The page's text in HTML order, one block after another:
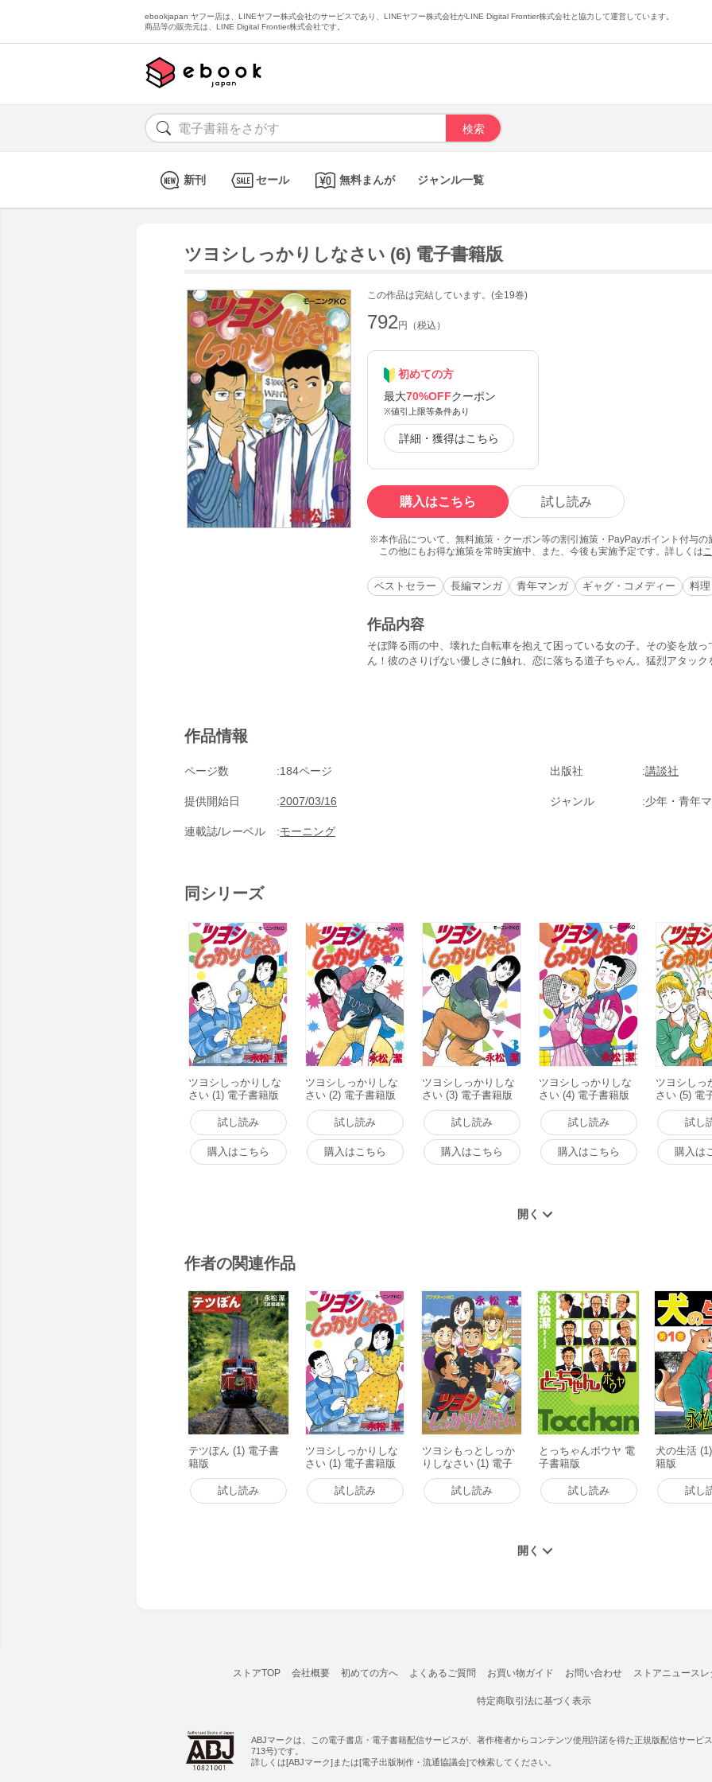
ebookjapan ヤフー店は、LINEヤフー株式会社のサービスであり、LINEヤフー株式会社がLINE Digital Frontier株式会社と協力して運営しています。
商品等の販売元は、LINE Digital Frontier株式会社です。
新刊 セール 無料まんが ジャンル一覧
ツヨシしっかりしなさい (6) 電子書籍版
この作品は完結しています。(全19巻)
792円（税込）
初めての方
最大70%OFFクーポン
※値引上限等条件あり
詳細・獲得はこちら
購入はこちら 試し読み
本作品について、無料施策・クーポン等の割引施策・PayPayポイント付与
この他にもお得な施策を常時実施中、また、今後も実施予定です。詳しくは
ベストセラー 長編マンガ 青年マンガ ギャグ・コメディー 料理
作品内容
そぼ降る雨の中、壊れた自転車を抱えて困っている女の子。その姿を放
ん！彼のさりげない優しさに触れ、恋に落ちる道子ちゃん。猛烈アタッ
作品情報
ページ数 184ページ 出版社 講談社
提供開始日 2007/03/16 ジャンル 少年・青年
連載誌/レーベル モーニング
同シリーズ
ツヨシしっかりしな
さい (1) 電子書籍版
試し読み
購入はこちら
ツヨシしっかりしな
さい (2) 電子書籍版
試し読み
購入はこちら
ツヨシしっかりしな
さい (3) 電子書籍版
試し読み
購入はこちら
ツヨシしっかりしな
さい (4) 電子書籍版
試し読み
購入はこちら
ツヨシしっ
さい (5) 電
試し
購入は
作者の関連作品
テツぼん (1) 電子書
籍版
試し読み
ツヨシしっかりしな
さい (1) 電子書籍版
試し読み
ツヨシもっとしっか
りしなさい (1) 電子
書籍版
試し読み
とっちゃんボウヤ 電
子書籍版
試し読み
犬の生活
籍版
試し
ストアTOP 会社概要 初めての方へ よくあるご質問 お買い物ガイド お問い合わせ ストアニュースレ
特定商取引法に基づく表示
ABJマークは、この電子書店・電子書籍配信サービスが、著作権者からコンテンツ使用許諾を得た正規版配信サービ
713号)です。
詳しくは[ABJマーク]または[電子出版制作・流通協議会]で検索してください。